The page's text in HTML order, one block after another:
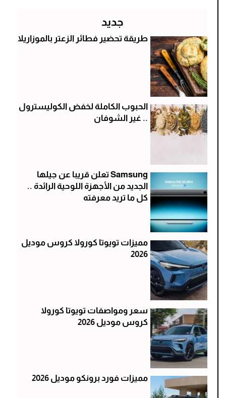
جديد
طريقة تحضير فطائر الزعتر بالموزاريلا
الحبوب الكاملة لخفض الكوليسترول
.. غير الشوفان
Samsung تعلن قريبا عن جيلها
الجديد من الأجهزة اللوحية الرائدة ..
كل ما تريد معرفته
مميزات تويوتا كورولا كروس موديل
2026
سعر ومواصفات تويوتا كورولا
كروس موديل 2026
مميزات فورد برونكو موديل 2026